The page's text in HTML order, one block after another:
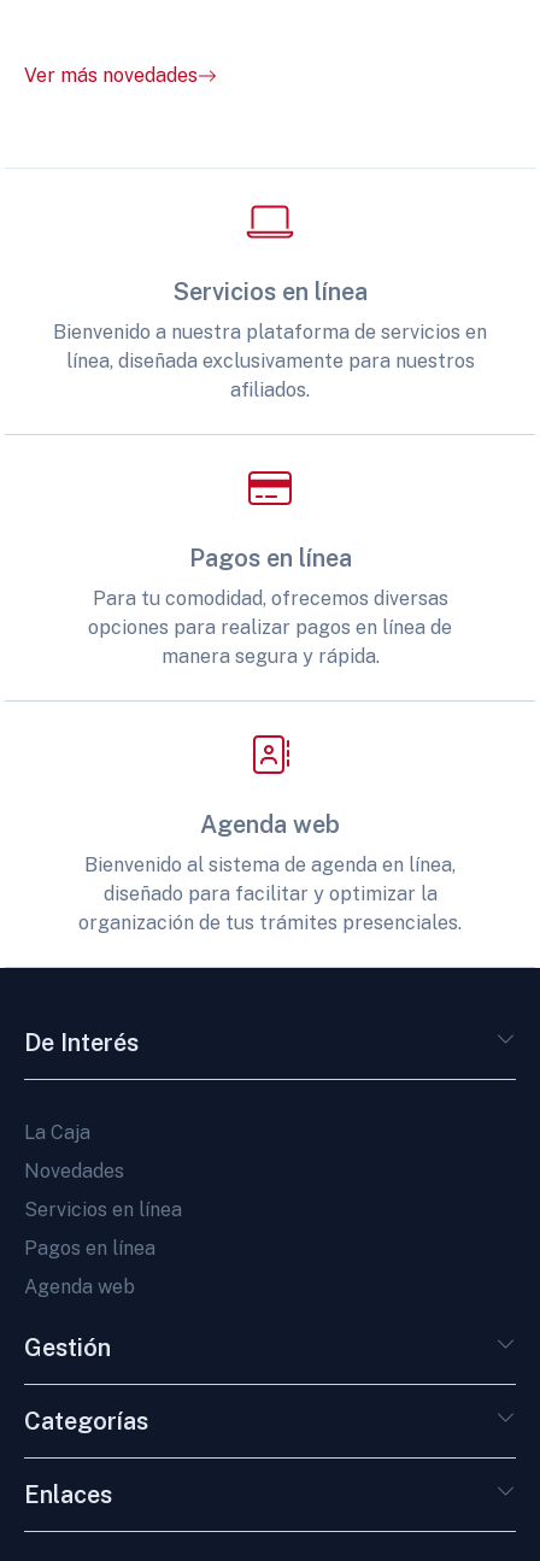
Ver más novedades
Servicios en línea
Bienvenido a nuestra plataforma de servicios en
línea, diseñada exclusivamente para nuestros
afiliados.
Pagos en línea
Para tu comodidad, ofrecemos diversas
opciones para realizar pagos en línea de
manera segura y rápida.
Agenda web
Bienvenido al sistema de agenda en línea,
diseñado para facilitar y optimizar la
organización de tus trámites presenciales.
De Interés
La Caja
Novedades
Servicios en línea
Pagos en línea
Agenda web
Gestión
Categorías
Enlaces